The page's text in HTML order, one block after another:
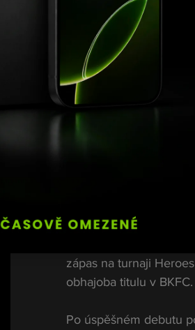
Podle českého
nechal část motivu v
však nestačilo.
„Já jsem to v tom
uplakánek v
reagoval Hála.
A následně přidal
„Lidé dnes
všemu. Hned
uplakánků.“
zápas na turnaji
obhajoba titulu v BKFC.
Po úspěšném debutu